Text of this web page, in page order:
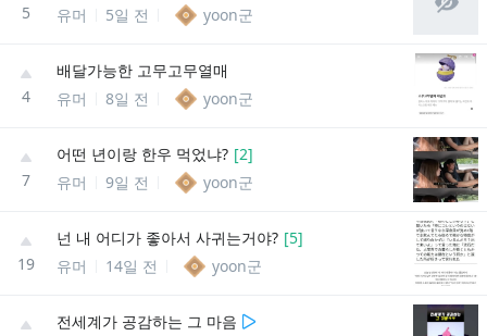
5
유머
5일 전 yoon군
4
배달가능한 고무고무열매
유머
8일 전 yoon군
7
어떤 년이랑 한우 먹었냐? [2]
유머
9일 전 yoon군
19
넌 내 어디가 좋아서 사귀는거야? [5]
유머
14일 전 yoon군
전세계가 공감하는 그 마음